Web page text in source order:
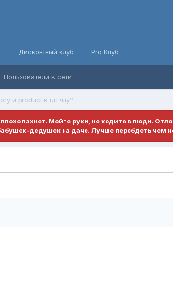
Пользователи в сети
Дисконтный клуб Pro Клуб
и product в url чпу?
пахнет. Мойте руки, не ходите в люди.
дедушек на даче. Лучше перебдеть чем